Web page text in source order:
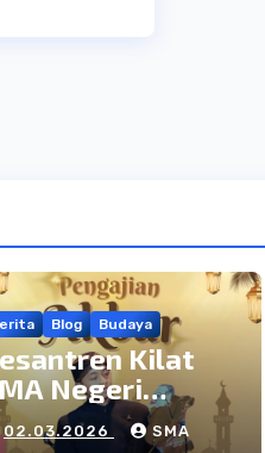
Blog Budaya
Kilat
Negeri
23–
02.03.2026 SMA